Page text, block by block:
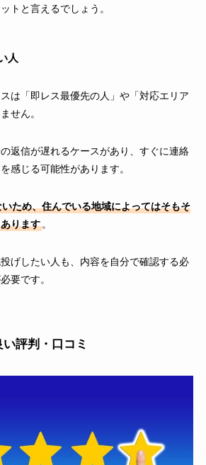
トと言えるでしょう。
人
は「即レス最優先の人」や「対応エリア
せん。
返信が遅れるケースがあり、すぐに連絡
感じる可能性があります。
ため、住んでいる地域によってはそもそ
ります。
げしたい人も、内容を自分で確認する必
要です。
評判・口コミ